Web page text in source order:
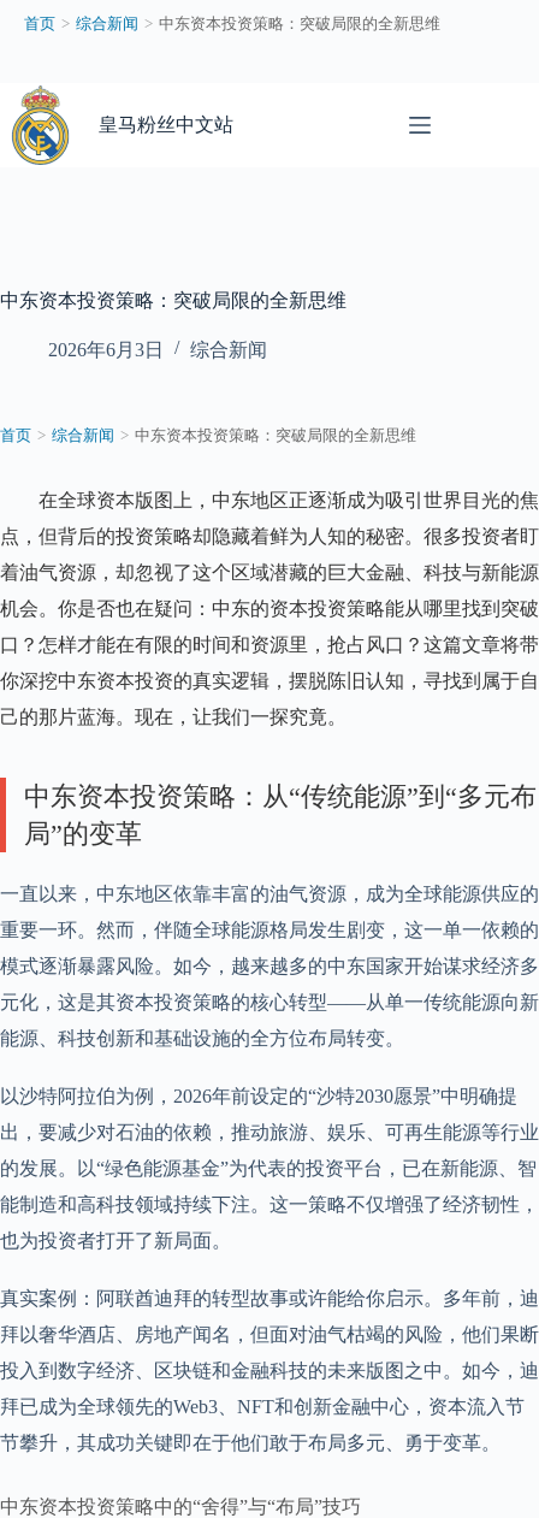
资
局
限
维
粉
丝
中
文
站
首页 > 综合新闻 > 中东资本投资策略：突破局限的全新思维
过
内
皇马粉丝中文站
中东资本投资策略：突破局限的全新思维
2026年6月3日 综合新闻
首页 > 综合新闻 > 中东资本投资策略：突破局限的全新思维
在全球资本版图上，中东地区正逐渐成为吸引世界目光的焦
点，但背后的投资策略却隐藏着鲜为人知的秘密。很多投资者盯
着油气资源，却忽视了这个区域潜藏的巨大金融、科技与新能源
机会。你是否也在疑问：中东的资本投资策略能从哪里找到突破
口？怎样才能在有限的时间和资源里，抢占风口？这篇文章将带
你深挖中东资本投资的真实逻辑，摆脱陈旧认知，寻找到属于自
己的那片蓝海。现在，让我们一探究竟。
中东资本投资策略：从“传统能源”到“多元布
局”的变革
一直以来，中东地区依靠丰富的油气资源，成为全球能源供应的
重要一环。然而，伴随全球能源格局发生剧变，这一单一依赖的
模式逐渐暴露风险。如今，越来越多的中东国家开始谋求经济多
元化，这是其资本投资策略的核心转型——从单一传统能源向新
能源、科技创新和基础设施的全方位布局转变。
以沙特阿拉伯为例，2026年前设定的“沙特2030愿景”中明确提
出，要减少对石油的依赖，推动旅游、娱乐、可再生能源等行业
的发展。以“绿色能源基金”为代表的投资平台，已在新能源、智
能制造和高科技领域持续下注。这一策略不仅增强了经济韧性，
也为投资者打开了新局面。
真实案例：阿联酋迪拜的转型故事或许能给你启示。多年前，迪
拜以奢华酒店、房地产闻名，但面对油气枯竭的风险，他们果断
投入到数字经济、区块链和金融科技的未来版图之中。如今，迪
拜已成为全球领先的Web3、NFT和创新金融中心，资本流入节
节攀升，其成功关键即在于他们敢于布局多元、勇于变革。
中东资本投资策略中的“舍得”与“布局”技巧